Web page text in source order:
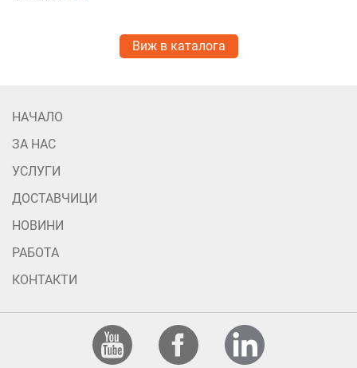
Виж в каталога
НАЧАЛО
ЗА НАС
УСЛУГИ
ДОСТАВЧИЦИ
НОВИНИ
РАБОТА
КОНТАКТИ